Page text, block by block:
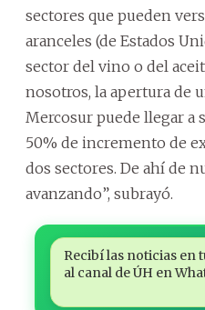
sectores que pueden
aranceles (de Estados
sector del vino o del
nosotros, la apertura de
Mercosur puede llegar a
50% de incremento de
dos sectores. De ahí de
avanzando”, subrayó.
Recibí las noticias en
al canal de ÚH en